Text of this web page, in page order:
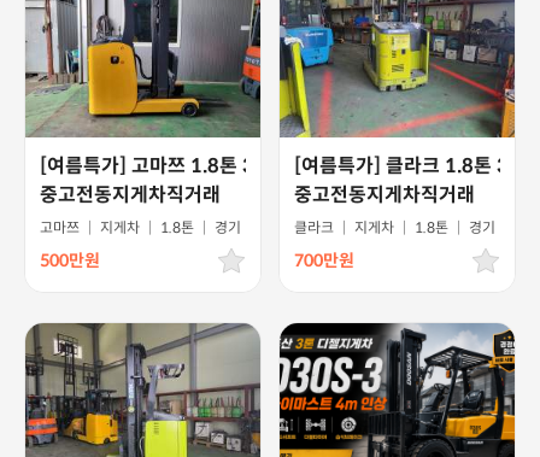
[여름특가] 고마쯔 1.8톤 3단마스트 5m 입식전기
중고전동지게차직거래
고마쯔 지게차 1.8톤 경기
500만원
[여름특가] 클라크 1.8톤 3단
중고전동지게차직거래
클라크 지게차 1.8톤 경기
700만원